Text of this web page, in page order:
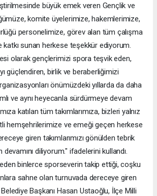
büyük emek veren Gençlik ve
komite üyelerimize, hakemlerimize,
personelimize, görev alan tüm çalışma
katkı sunan herkese teşekkür ediyorum.
olarak gençlerimizi spora teşvik eden,
güçlendiren, birlik ve beraberliğimizi
önümüzdeki yıllarda da daha
ve aynı heyecanla sürdürmeye devam
katılan tüm takımlarımıza, bizleri yalnız
hemşehrilerimize ve emeği geçen herkese
giren takımlarımızı gönülden tebrik
devamını diliyorum." ifadelerini kullandı.
binlerce sporseverin takip ettiği, coşku
sahne olan turnuvada dereceye giren
Belediye Başkanı Hasan Ustaoğlu, İlçe Milli